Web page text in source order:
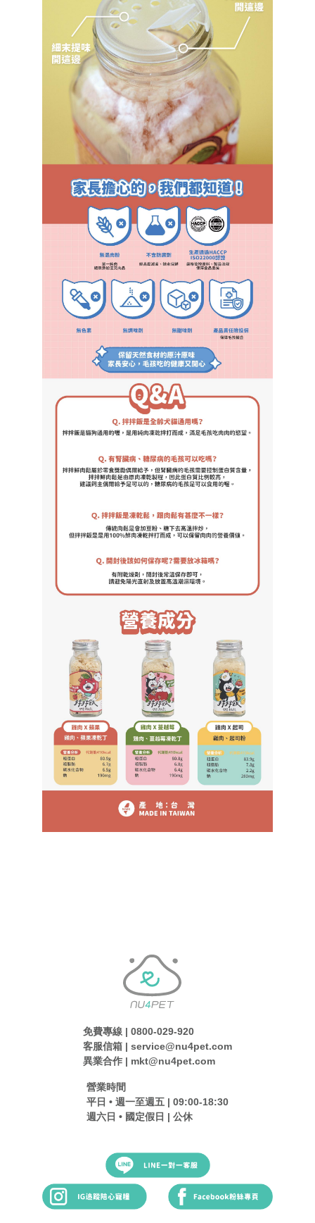
免費專線 | 0800-029-920
客服信箱 | service@nu4pet.com
異業合作 | mkt@nu4pet.com
營業時間
平日 • 週一至週五 | 09:00-18:30
週六日 • 國定假日 | 公休